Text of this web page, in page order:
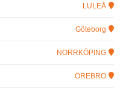
LULEÅ
Göteborg
NORRKÖPING
ÖREBRO